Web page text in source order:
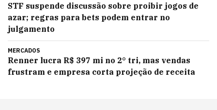
STF suspende discussão sobre proibir jogos de
azar; regras para bets podem entrar no
julgamento
MERCADOS
Renner lucra R$ 397 mi no 2° tri, mas vendas
frustram e empresa corta projeção de receita